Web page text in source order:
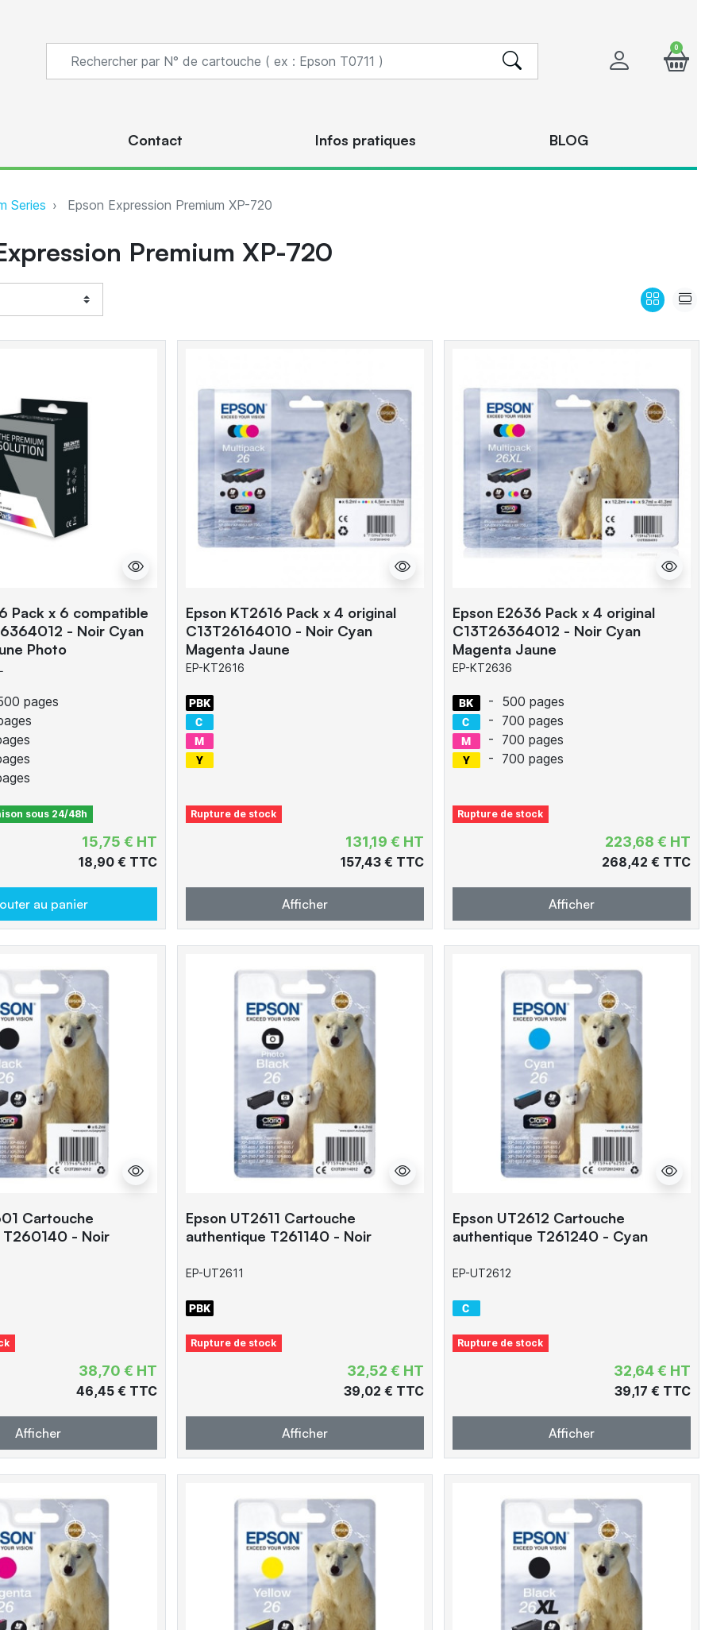
0
Contact Infos pratiques BLOG
Series Epson Expression Premium XP-720
Premium XP-720
Pack x 6 compatible
- Noir Cyan
Photo
pages
sous 24/48h
15,75 € HT
18,90 € TTC
au panier
Epson KT2616 Pack x 4 original
C13T26164010 - Noir Cyan
Magenta Jaune
EP-KT2616
Rupture de stock
131,19 € HT
157,43 € TTC
Afficher
Epson E2636 Pack x 4 original
C13T26364012 - Noir Cyan
Magenta Jaune
EP-KT2636
- 500 pages
- 700 pages
- 700 pages
- 700 pages
Rupture de stock
223,68 € HT
268,42 € TTC
Afficher
Cartouche
T260140 - Noir
38,70 € HT
46,45 € TTC
Afficher
Epson UT2611 Cartouche
authentique T261140 - Noir
EP-UT2611
Rupture de stock
32,52 € HT
39,02 € TTC
Afficher
Epson UT2612 Cartouche
authentique T261240 - Cyan
EP-UT2612
Rupture de stock
32,64 € HT
39,17 € TTC
Afficher